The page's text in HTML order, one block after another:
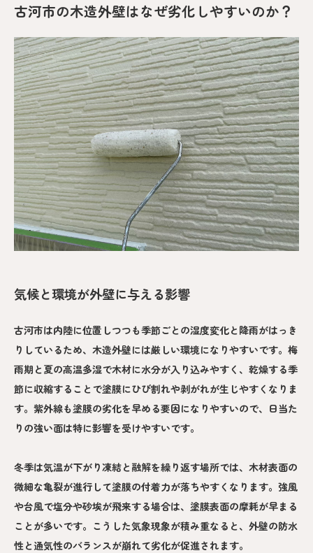
古河市の木造外壁はなぜ劣化しやすいのか？
気候と環境が外壁に与える影響
古河市は内陸に位置しつつも季節ごとの湿度変化と降雨がはっき
りしているため、木造外壁には厳しい環境になりやすいです。梅
雨期と夏の高温多湿で木材に水分が入り込みやすく、乾燥する季
節に収縮することで塗膜にひび割れや剥がれが生じやすくなりま
す。紫外線も塗膜の劣化を早める要因になりやすいので、日当た
りの強い面は特に影響を受けやすいです。
冬季は気温が下がり凍結と融解を繰り返す場所では、木材表面の
微細な亀裂が進行して塗膜の付着力が落ちやすくなります。強風
や台風で塩分や砂埃が飛来する場合は、塗膜表面の摩耗が早まる
ことが多いです。こうした気象現象が積み重なると、外壁の防水
性と通気性のバランスが崩れて劣化が促進されます。